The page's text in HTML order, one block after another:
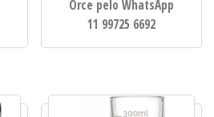
Orce pelo WhatsApp
11 99725 6692